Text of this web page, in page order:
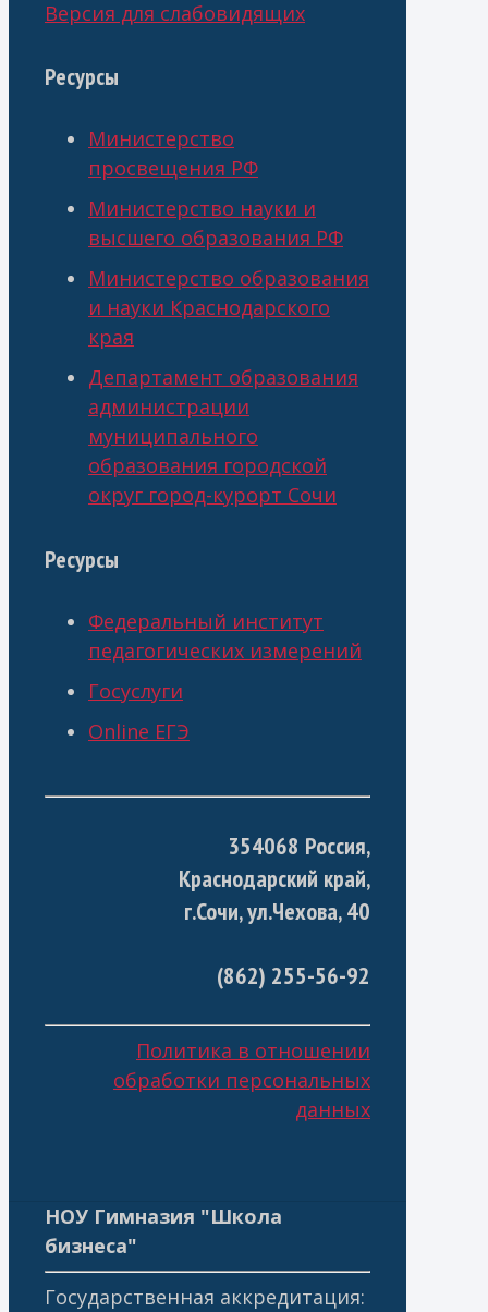
Версия для слабовидящих
Ресурсы
Министерство
просвещения РФ
Министерство науки и
высшего образования РФ
Министерство образования
и науки Краснодарского
края
Департамент образования
администрации
муниципального
образования городской
округ город-курорт Сочи
Ресурсы
Федеральный институт
педагогических измерений
Госуслуги
Online ЕГЭ
354068 Россия,
Краснодарский край,
г.Сочи, ул.Чехова, 40
(862) 255-56-92
Политика в отношении
обработки персональных
данных
НОУ Гимназия "Школа
бизнеса"
Государственная аккредитация: